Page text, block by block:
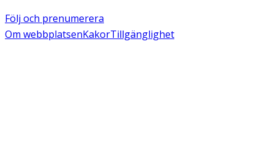
Följ och prenumerera
Om webbplatsenKakorTillgänglighet